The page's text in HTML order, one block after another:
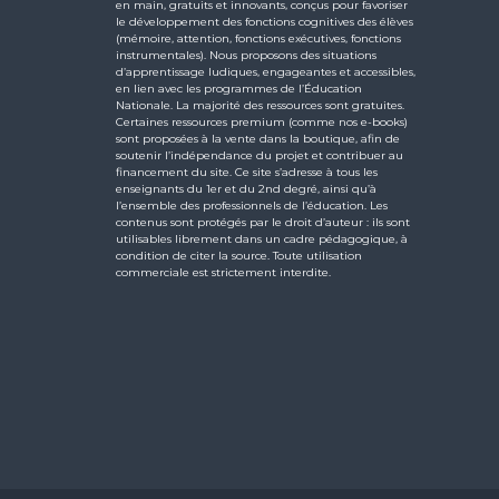
en main, gratuits et innovants, conçus pour favoriser
le développement des fonctions cognitives des élèves
(mémoire, attention, fonctions exécutives, fonctions
instrumentales). Nous proposons des situations
d’apprentissage ludiques, engageantes et accessibles,
en lien avec les programmes de l’Éducation
Nationale. La majorité des ressources sont gratuites.
Certaines ressources premium (comme nos e-books)
sont proposées à la vente dans la boutique, afin de
soutenir l’indépendance du projet et contribuer au
financement du site. Ce site s’adresse à tous les
enseignants du 1er et du 2nd degré, ainsi qu’à
l’ensemble des professionnels de l’éducation. Les
contenus sont protégés par le droit d’auteur : ils sont
utilisables librement dans un cadre pédagogique, à
condition de citer la source. Toute utilisation
commerciale est strictement interdite.